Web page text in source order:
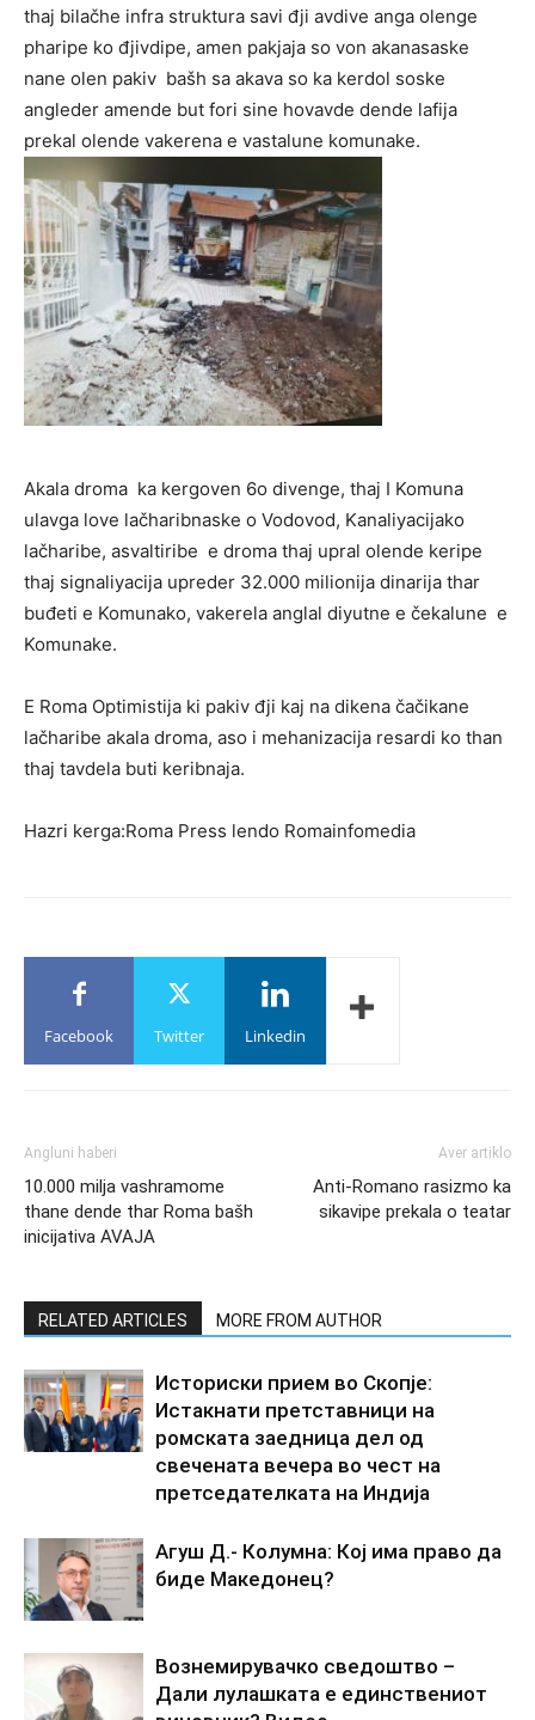
thaj bilačhe infra struktura savi đji avdive anga olenge
pharipe ko đjivdipe, amen pakjaja so von akanasaske
nane olen pakiv bašh sa akava so ka kerdol soske
angleder amende but fori sine hovavde dende lafija
prekal olende vakerena e vastalune komunake.
Akala droma ka kergoven 6o divenge, thaj I Komuna
ulavga love lačharibnaske o Vodovod, Kanaliyacijako
lačharibe, asvaltiribe e droma thaj upral olende keripe
thaj signaliyacija upreder 32.000 milionija dinarija thar
buđeti e Komunako, vakerela anglal diyutne e čekalune e
Komunake.
E Roma Optimistija ki pakiv đji kaj na dikena čačikane
lačharibe akala droma, aso i mehanizacija resardi ko than
thaj tavdela buti keribnaja.
Hazri kerga:Roma Press lendo Romainfomedia
Facebook Twitter Linkedin
Angluni haberi
10.000 milja vashramome
thane dende thar Roma bašh
inicijativa AVAJA
Aver artiklo
Anti-Romano rasizmo ka
sikavipe prekala o teatar
RELATED ARTICLES MORE FROM AUTHOR
Историски прием во Скопје:
Истакнати претставници на
ромската заедница дел од
свечената вечера во чест на
претседателката на Индија
Агуш Д.- Колумна: Кој има право да
биде Македонец?
Вознемирувачко сведоштво –
Дали лулашката е единствениот